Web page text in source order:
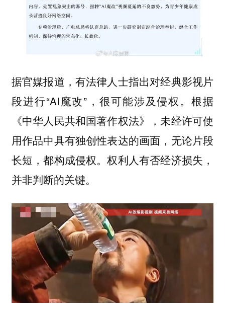
据官媒报道，有法律人士指出对经典影视片
段进行“AI魔改”，很可能涉及侵权。根据
《中华人民共和国著作权法》，未经许可使
用作品中具有独创性表达的画面，无论片段
长短，都构成侵权。权利人有否经济损失，
并非判断的关键。